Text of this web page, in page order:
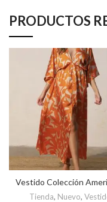
PRODUCTOS
Vestido Colección
Tienda, Nuevo,